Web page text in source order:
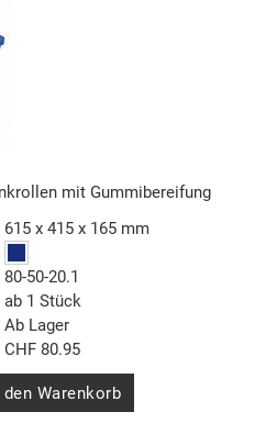
mit Gummibereifung
615 x 415 x 165 mm
80-50-20.1
ab 1 Stück
Ab Lager
CHF 80.95
den Warenkorb